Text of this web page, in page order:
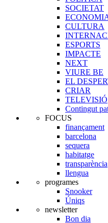
SOCIETAT
CULTURA
ESPORTS
IMPACTE
NEXT
VIURE BE
EL
CRIAR
TELEVISIÓ
Contingut
FOCUS
finançament
barcelona
sequera
habitatge
transparència
llengua
programes
Snooker
Úniqs
newsletter
Bon dia